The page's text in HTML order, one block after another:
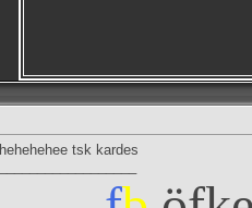
hehehehee tsk kardes